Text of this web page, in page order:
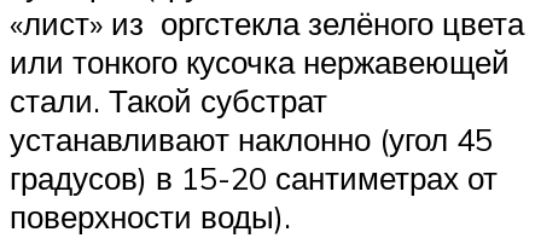
«лист» из оргстекла зелёного цвета
или тонкого кусочка нержавеющей
стали. Такой субстрат
устанавливают наклонно (угол 45
градусов) в 15-20 сантиметрах от
поверхности воды).